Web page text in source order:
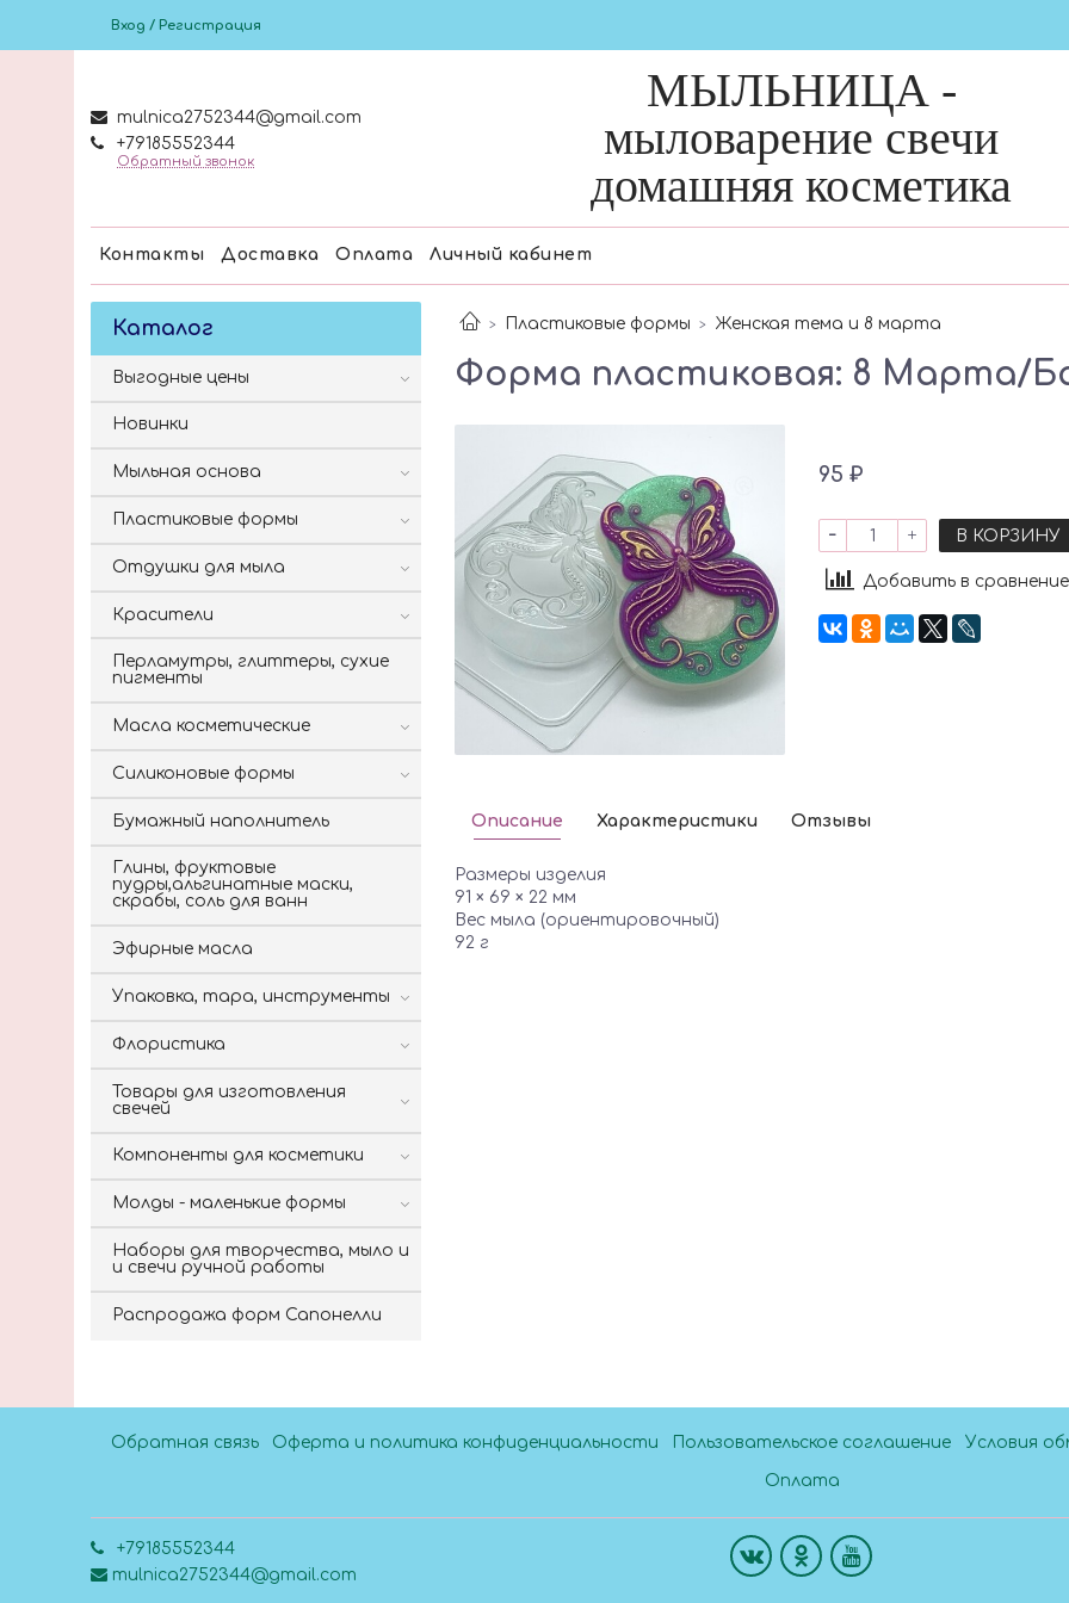
Вход / Регистрация
mulnica2752344@gmail.com
+79185552344
Обратный звонок
МЫЛЬНИЦА -
мыловарение свечи
домашняя косметика
Контакты Доставка Оплата Личный кабинет
Пластиковые формы Женская тема и 8 марта
Форма пластиковая: 8 Марта/
95 ₽
В КОРЗИНУ
Добавить в сравнение
Описание
Размеры изделия
91 × 69 × 22 мм
Вес мыла (ориентировочный)
92 г
Характеристики Отзывы
Каталог
Выгодные цены
Новинки
Мыльная основа
Пластиковые формы
Отдушки для мыла
Красители
Перламутры, глиттеры, сухие
пигменты
Масла косметические
Силиконовые формы
Бумажный наполнитель
Глины, фруктовые
пудры,альгинатные маски,
скрабы, соль для ванн
Эфирные масла
Упаковка, тара, инструменты
Флористика
Товары для изготовления
свечей
Компоненты для косметики
Молды - маленькие формы
Наборы для творчества, мыло и
и свечи ручной работы
Распродажа форм Сапонелли
Обратная связь Оферта и политика конфиденциальности Пользовательское соглашение Условия
Оплата
+79185552344
mulnica2752344@gmail.com